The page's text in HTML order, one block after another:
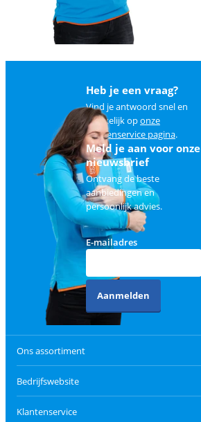
Heb je een vraag?
Vind je antwoord snel en
makkelijk oponze
klantenservice pagina.
Meld je aan voor onze
nieuwsbrief
Ontvang de beste
aanbiedingen en
persoonlijk advies.
E-mailadres
Aanmelden
Ons assortiment
Bedrijfswebsite
Klantenservice